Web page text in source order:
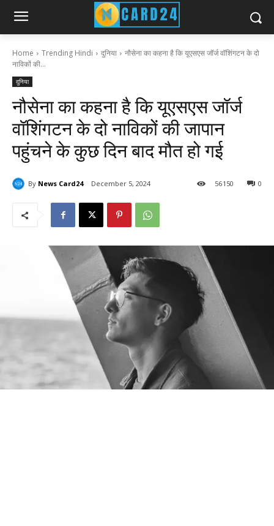
Home Trending Hindi दुनिया
नौसेना का कहना है कि यूएसएस जॉर्ज वॉशिंगटन के दो
नाविकों की...
दुनिया
नौसेना का कहना है कि यूएसएस जॉर्ज
वॉशिंगटन के दो नाविकों की जापान
पहुंचने के कुछ दिन बाद मौत हो गई
By News Card24 December 5, 2024 0
56150